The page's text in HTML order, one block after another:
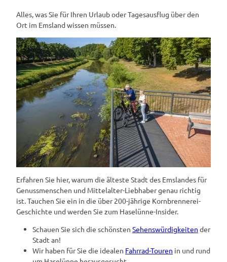
Alles, was Sie für Ihren Urlaub oder Tagesausflug über den
Ort im Emsland wissen müssen.
Erfahren Sie hier, warum die älteste Stadt des Emslandes für
Genussmenschen und Mittelalter-Liebhaber genau richtig
ist. Tauchen Sie ein in die über 200-jährige Kornbrennerei-
Geschichte und werden Sie zum Haselünne-Insider.
Schauen Sie sich die schönsten Sehenswürdigkeiten der
Stadt an!
Wir haben für Sie die idealen Fahrrad-Touren in und rund